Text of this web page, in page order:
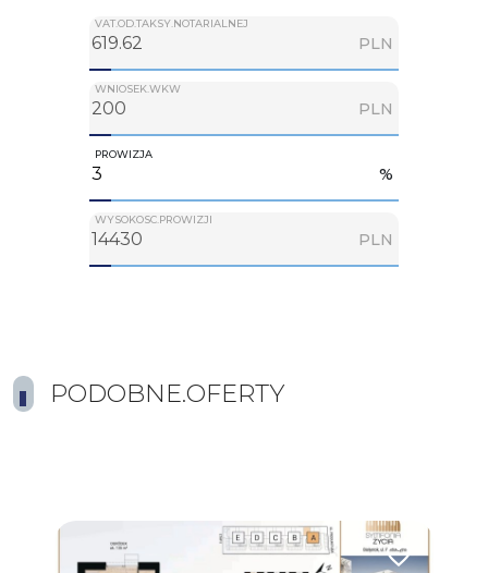
VAT.OD.TAKSY.NOTARIALNEJ
PLN
WNIOSEK.WKW
PLN
PROWIZJA
%
WYSOKOSC.PROWIZJI
PLN
PODOBNE.OFERTY
Dodaj do ulubionych Dodaj do